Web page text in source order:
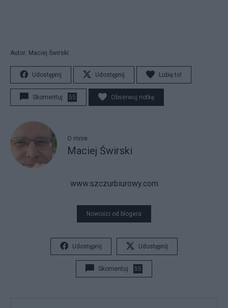
Autor: Maciej Świrski
Udostępnij Udostępnij Lubię to!
Skomentuj 55 Obserwuj notkę
O mnie
Maciej Świrski
www.szczurbiurowy.com
Nowości od blogera
Udostępnij Udostępnij
Skomentuj 55